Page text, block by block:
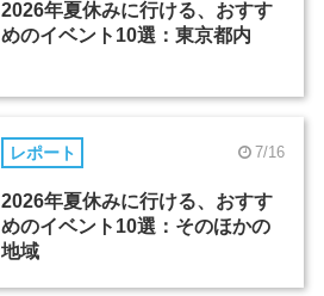
2026年夏休みに行ける、おすす
めのイベント10選：東京都内
レポート 7/16
2026年夏休みに行ける、おすす
めのイベント10選：そのほかの
地域